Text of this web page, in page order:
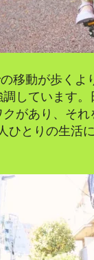
移動が歩く
しています
があり、そ
ひとりの生活